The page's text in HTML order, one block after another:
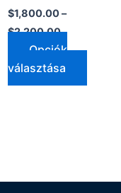
$1,800.00–
$2,200.00
Opciók
választása